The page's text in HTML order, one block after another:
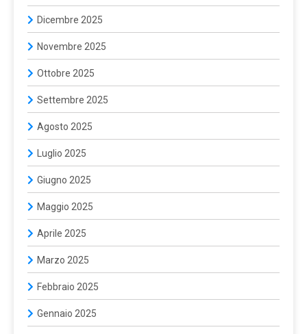
Dicembre 2025
Novembre 2025
Ottobre 2025
Settembre 2025
Agosto 2025
Luglio 2025
Giugno 2025
Maggio 2025
Aprile 2025
Marzo 2025
Febbraio 2025
Gennaio 2025